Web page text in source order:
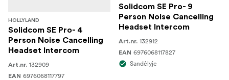
HOLLYLAND
Solidcom SE Pro- 4
Person Noise Cancelling
Headset Intercom
Art.nr. 132909
EAN 6976068117797
Solidcom SE Pro- 9
Person Noise Cancelling
Headset Intercom
Art.nr. 132912
EAN 6976068117827
Sandėlyje